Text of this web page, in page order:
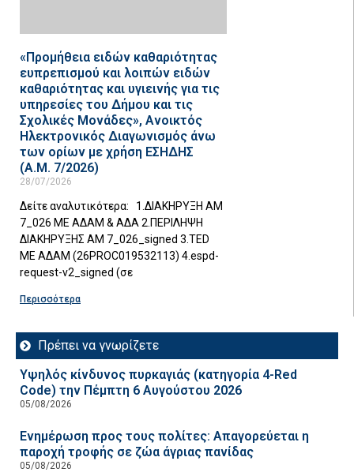
«Προμήθεια ειδών καθαριότητας
ευπρεπισμού και λοιπών ειδών
καθαριότητας και υγιεινής για τις
υπηρεσίες του Δήμου και τις
Σχολικές Μονάδες», Ανοικτός
Ηλεκτρονικός Διαγωνισμός άνω
των ορίων με χρήση ΕΣΗΔΗΣ
(Α.Μ. 7/2026)
28/07/2026
Δείτε αναλυτικότερα: 1.ΔΙΑΚΗΡΥΞΗ ΑΜ
7_026 ΜΕ ΑΔΑΜ & ΑΔΑ 2.ΠΕΡΙΛΗΨΗ
ΔΙΑΚΗΡΥΞΗΣ ΑΜ 7_026_signed 3.TED
ΜΕ ΑΔΑΜ (26PROC019532113) 4.espd-
request-v2_signed (σε
Περισσότερα
Πρέπει να γνωρίζετε
Υψηλός κίνδυνος πυρκαγιάς (κατηγορία 4-Red
Code) την Πέμπτη 6 Αυγούστου 2026
05/08/2026
Ενημέρωση προς τους πολίτες: Απαγορεύεται η
παροχή τροφής σε ζώα άγριας πανίδας
05/08/2026